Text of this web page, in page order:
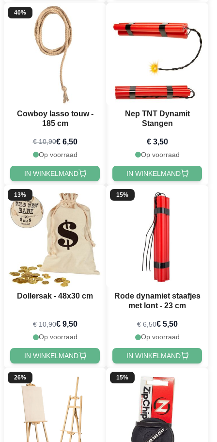
40%
Cowboy lasso touw -
185 cm
€ 10,90€ 6,50
Op voorraad
IN WINKELMAND
Nep TNT Dynamit
Stangen
€ 3,50
Op voorraad
IN WINKELMAND
13%
Dollersak - 48x30 cm
€ 10,90€ 9,50
Op voorraad
IN WINKELMAND
15%
Rode dynamiet staafjes
met lont - 23 cm
€ 6,50€ 5,50
Op voorraad
IN WINKELMAND
26% 15%